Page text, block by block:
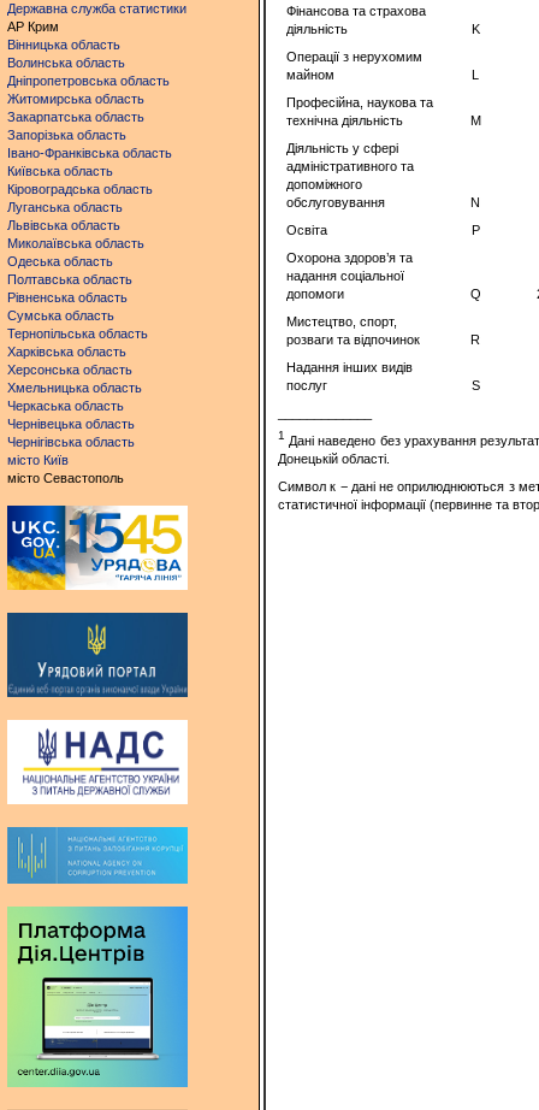
Державна служба статистики
АР Крим
Вінницька область
Волинська область
Дніпропетровська область
Житомирська область
Закарпатська область
Запорізька область
Івано-Франківська область
Київська область
Кіровоградська область
Луганська область
Львівська область
Миколаївська область
Одеська область
Полтавська область
Рівненська область
Сумська область
Тернопільська область
Харківська область
Херсонська область
Хмельницька область
Черкаська область
Чернівецька область
Чернігівська область
місто Київ
місто Севастополь
Фінансова та страхова
діяльність
K
Операції з нерухомим
майном
L
Професійна, наукова та
технічна діяльність
M
Діяльність у сфері
адміністративного та
допоміжного
обслуговування
N
Освіта
P
Охорона здоров’я та
надання соціальної
допомоги
Q
Мистецтво, спорт,
розваги та відпочинок
R
Надання інших видів
послуг
S
1 Дані наведено без урахування
Донецькій області.
Символ к − дані не оприлюднюються з
статистичної інформації (первинне та